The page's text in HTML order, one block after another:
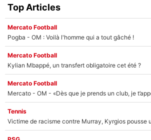
Top Articles
Mercato Football
Pogba - OM : Voilà l'homme qui a tout gâché !
Mercato Football
Kylian Mbappé, un transfert obligatoire cet été ?
Mercato Football
Tennis